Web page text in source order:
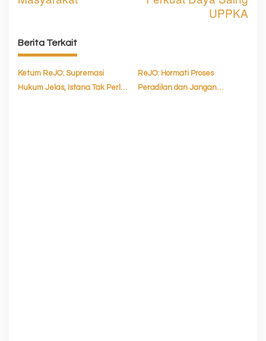
g
s
i
p
UPPKA
Berita Terkait
Ketum ReJO: Supremasi
Hukum Jelas, Istana Tak Perlu
ReJO: Hormati Proses
Peradilan dan Jangan